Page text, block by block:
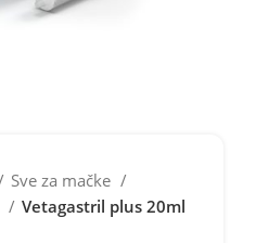
Sve za mačke
Vetagastril plus 20ml